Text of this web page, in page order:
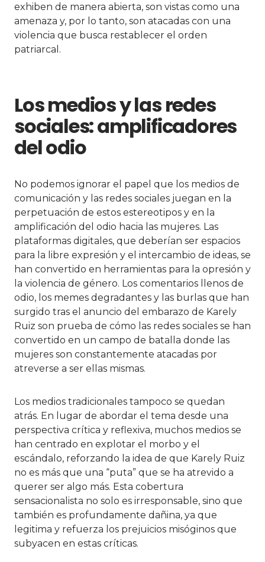
exhiben de manera abierta, son vistas como una
amenaza y, por lo tanto, son atacadas con una
violencia que busca restablecer el orden
patriarcal.
Los medios y las redes
sociales: amplificadores
del odio
No podemos ignorar el papel que los medios de
comunicación y las redes sociales juegan en la
perpetuación de estos estereotipos y en la
amplificación del odio hacia las mujeres. Las
plataformas digitales, que deberían ser espacios
para la libre expresión y el intercambio de ideas, se
han convertido en herramientas para la opresión y
la violencia de género. Los comentarios llenos de
odio, los memes degradantes y las burlas que han
surgido tras el anuncio del embarazo de Karely
Ruiz son prueba de cómo las redes sociales se han
convertido en un campo de batalla donde las
mujeres son constantemente atacadas por
atreverse a ser ellas mismas.
Los medios tradicionales tampoco se quedan
atrás. En lugar de abordar el tema desde una
perspectiva crítica y reflexiva, muchos medios se
han centrado en explotar el morbo y el
escándalo, reforzando la idea de que Karely Ruiz
no es más que una “puta” que se ha atrevido a
querer ser algo más. Esta cobertura
sensacionalista no solo es irresponsable, sino que
también es profundamente dañina, ya que
legitima y refuerza los prejuicios misóginos que
subyacen en estas críticas.